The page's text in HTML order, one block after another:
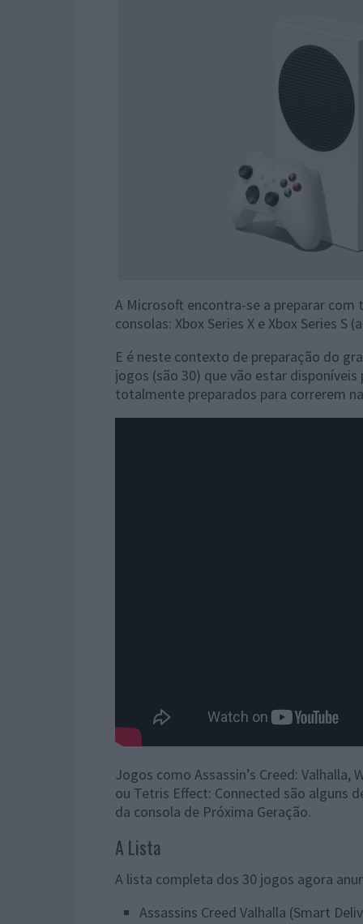
A Microsoft encontra-se a preparar
consolas: Xbox Series X e Xbox Series S
E é neste contexto de preparação do
jogos (são 30) que vão estar
totalmente preparados para correrem
Jogos como Assassin’s Creed: Valhalla,
ou Tetris Effect: Connected são alguns
da consola de Próxima Geração.
A Lista
A lista completa dos 30 jogos agora
Assassins Creed Valhalla (Smart